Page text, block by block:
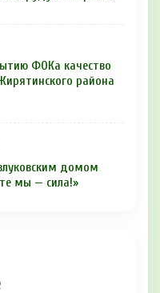
ФОКа качество
района
домом
мы — сила!»